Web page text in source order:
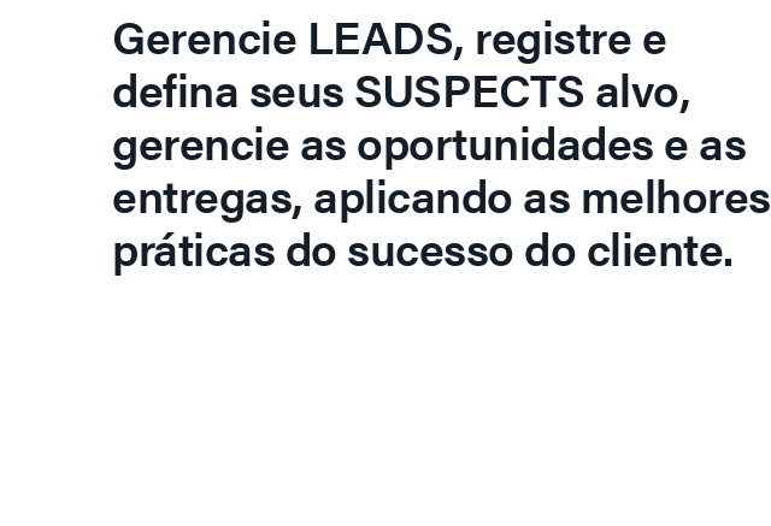
Gerencie LEADS, registre e
defina seus SUSPECTS alvo,
gerencie as oportunidades e as
entregas, aplicando as melhores
práticas do sucesso do cliente.